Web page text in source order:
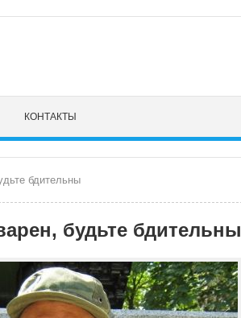
КОНТАКТЫ
бдительны
будьте бдительны